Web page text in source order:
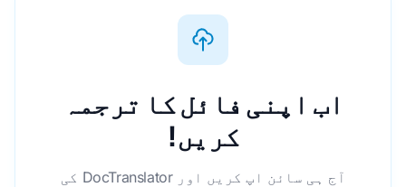
اب اپنی فائل کا ترجمہ
کریں!
آج ہی سائن اپ کریں اور DocTranslator کی